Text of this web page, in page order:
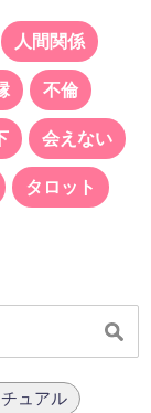
人間関係
不倫
会えない
タロット
ュアル